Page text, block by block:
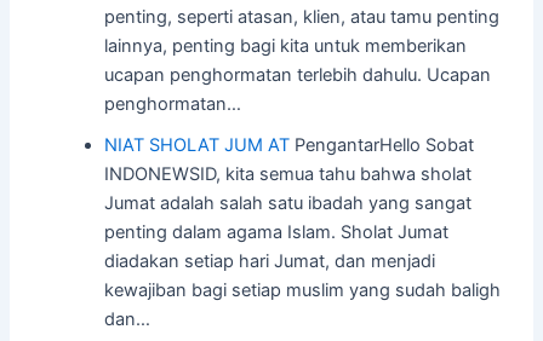
penting, seperti atasan, klien, atau tamu penting
lainnya, penting bagi kita untuk memberikan
ucapan penghormatan terlebih dahulu. Ucapan
penghormatan…
NIAT SHOLAT JUM AT PengantarHello Sobat
INDONEWSID, kita semua tahu bahwa sholat
Jumat adalah salah satu ibadah yang sangat
penting dalam agama Islam. Sholat Jumat
diadakan setiap hari Jumat, dan menjadi
kewajiban bagi setiap muslim yang sudah baligh
dan…